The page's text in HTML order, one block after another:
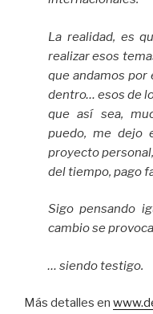
La realidad, es
realizar esos
que andamos
dentro… esos de
que así sea,
puedo, me dejo
proyecto
del tiempo, pago
Sigo pensando
cambio se provoca
… siendo testigo.
Más detalles en